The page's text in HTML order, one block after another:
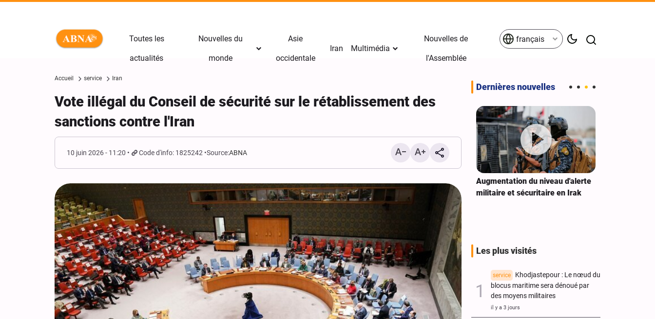
Toutes les
actualités
Nouvelles du
monde
Asie
occidentale
Iran Multimédia
Nouvelles de
l'Assemblée
français
Accueil service Iran
Vote illégal du Conseil de sécurité sur le rétablissement des
sanctions contre l'Iran
10 juin 2026 - 11:20 Code d'info: 1825242 Source:ABNA
Dernières nouvelles
Yahya Sari : nous avons fracassé
les positions des mercenaires
saoudiens avec des missiles
balistiques et des drones
Trump annonce de longues
peines de prison pour les
journalistes américains lanceurs
d'alerte
Le New York Times révèle : un
groupe de travail spécial de la
CIA pour semer la discorde à
Cuba
Augmentation du niveau d'alerte
militaire et sécuritaire en Irak
Les plus visités
service
Khodjastepour : Le nœud du
blocus maritime sera dénoué par
des moyens militaires
il y a 3 jours